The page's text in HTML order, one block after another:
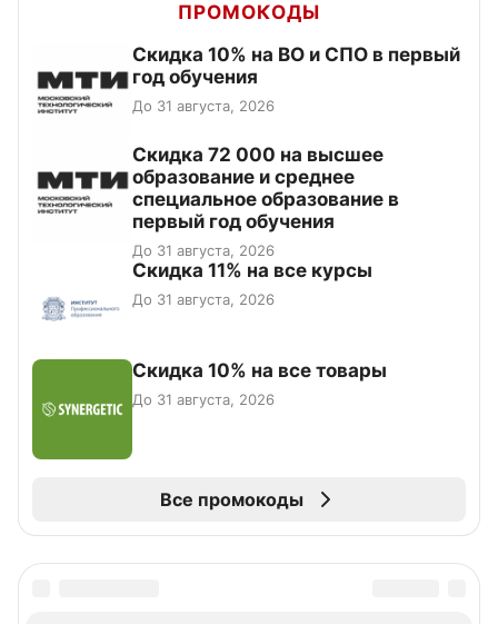
ПРОМОКОДЫ
Скидка 10% на ВО и СПО в первый
год обучения
До 31 августа, 2026
Скидка 72 000 на высшее
образование и среднее
специальное образование в
первый год обучения
До 31 августа, 2026
Скидка 11% на все курсы
До 31 августа, 2026
Скидка 10% на все товары
До 31 августа, 2026
Все промокоды